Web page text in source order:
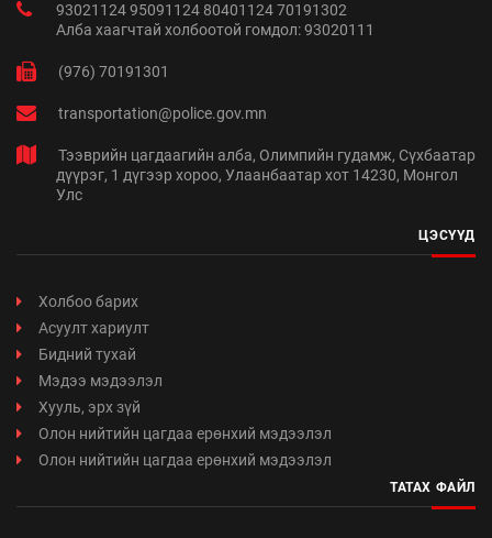
93021124 95091124 80401124 70191302
Алба хаагчтай холбоотой гомдол: 93020111
(976) 70191301
transportation@police.gov.mn
Тээврийн цагдаагийн алба, Олимпийн гудамж, Сүхбаатар
дүүрэг, 1 дүгээр хороо, Улаанбаатар хот 14230, Монгол
Улс
ЦЭСҮҮД
Холбоо барих
Асуулт хариулт
Бидний тухай
Мэдээ мэдээлэл
Хууль, эрх зүй
Олон нийтийн цагдаа ерөнхий мэдээлэл
Олон нийтийн цагдаа ерөнхий мэдээлэл
ТАТАХ ФАЙЛ